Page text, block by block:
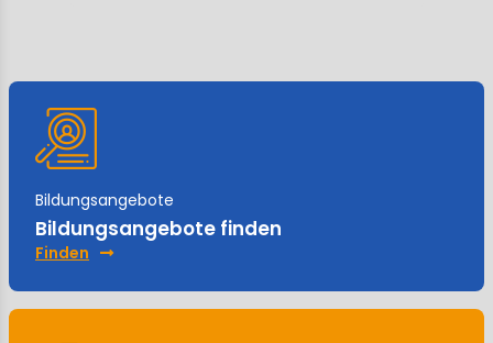
Bildungsangebote
Bildungsangebote finden
Finden